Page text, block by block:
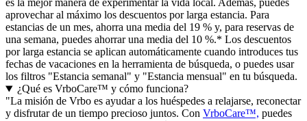
es la mejor manera de experimentar la vida local. Además, puedes
aprovechar al máximo los descuentos por larga estancia. Para
estancias de un mes, ahorra una media del 19 % y, para reservas de
una semana, puedes ahorrar una media del 10 %.* Los descuentos
por larga estancia se aplican automáticamente cuando introduces tus
fechas de vacaciones en la herramienta de búsqueda, o puedes usar
los filtros "Estancia semanal" y "Estancia mensual" en tu búsqueda.
¿Qué es VrboCare™ y cómo funciona?
"La misión de Vrbo es ayudar a los huéspedes a relajarse, reconectar
y disfrutar de un tiempo precioso juntos. Con VrboCare™, puedes